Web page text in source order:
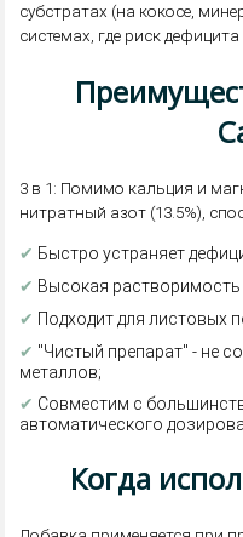
субстратах (на кокосе,
системах, где риск
3 в 1: Помимо кальция и
нитратный азот (13.5%),
✔ Быстро устраняет
✔ Высокая растворимость
✔ Подходит для листовых
✔ "Чистый препарат" - не
металлов;
✔ Совместим с
автоматического
Когда